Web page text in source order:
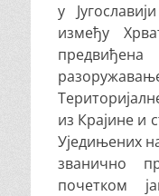
у
између
из Крајине и
Уједињених
званично
почетком